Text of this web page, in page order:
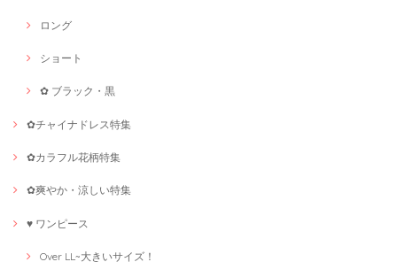
ロング
ショート
✿ ブラック・黒
✿チャイナドレス特集
✿カラフル花柄特集
✿爽やか・涼しい特集
♥ ワンピース
Over LL~大きいサイズ！